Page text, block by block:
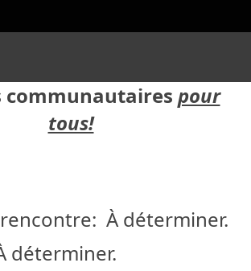
communautaires pour
tous!
À déterminer.
déterminer.